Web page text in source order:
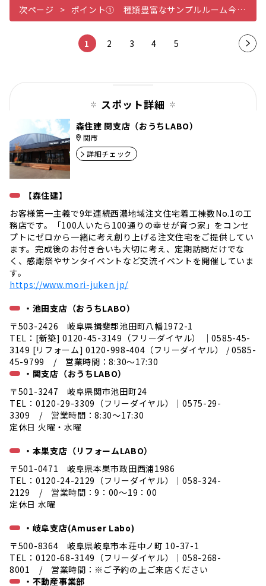
次ページ ポイント① 種類豊富なサンプルルーム今回案内してくれた設計の田中さん
1 2 3 4 5
次の
スポット詳細
森住建 関支店（おうちLABO）
関市
詳細チェック
【森住建】
お客様第一主義で9年連続西濃地域注文住宅着工棟数No.1の工
務店です。「100人いたら100通りの幸せが育つ家」をコンセ
プトにゼロから一緒に考え創り上げる注文住宅をご提供してい
ます。完成後のお付き合いも大切に考え、定期訪問だけでな
く、感謝祭やサンタイベントなど交流イベントを開催していま
す。
https://www.mori-juken.jp/
・池田支店（おうちLABO）
〒503-2426 岐阜県揖斐郡池田町八幡1972-1
TEL：[新築] 0120-45-3149（フリーダイヤル） ｜0585-45-
3149 [リフォーム] 0120-998-404（フリーダイヤル） / 0585-
45-9799 / 営業時間：8:30～17:30
・関支店（おうちLABO）
〒501-3247 岐阜県関市池田町24
TEL：0120-29-3309（フリーダイヤル）｜0575-29-
3309 / 営業時間：8:30～17:30
定休日 火曜・水曜
・本巣支店（リフォームLABO）
〒501-0471 岐阜県本巣市政田西浦1986
TEL：0120-24-2129（フリーダイヤル）｜058-324-
2129 / 営業時間：9：00～19：00
定休日 水曜
・岐阜支店(Amuser Labo)
〒500-8364 岐阜県岐阜市本荘中ノ町 10-37-1
TEL：0120-68-3149（フリーダイヤル）｜058-268-
8001 / 営業時間：※ご予約の上ご来店ください
・不動産事業部